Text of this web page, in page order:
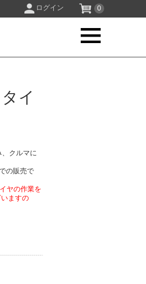
ログイン 0
イ
クルマに
の販売で
ヤの作業を
ますの